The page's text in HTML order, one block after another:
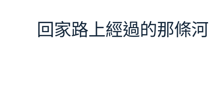
回家路上經過的那條河